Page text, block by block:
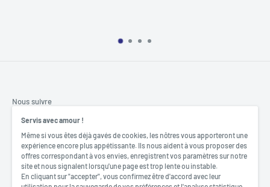
Divers
Dimensions / Poids net 300 x 140 x 60 mm
Nous suivre
Nous acceptons
Servis avec amour !
Même si vous êtes déjà gavés de cookies, les nôtres vous apporteront une
expérience encore plus appétissante. Ils nous aident à vous proposer des
offres correspondant à vos envies, enregistrent vos paramètres sur notre
site et nous signalent lorsqu'une page est trop lente ou instable.
En cliquant sur "accepter", vous confirmez être d'accord avec leur